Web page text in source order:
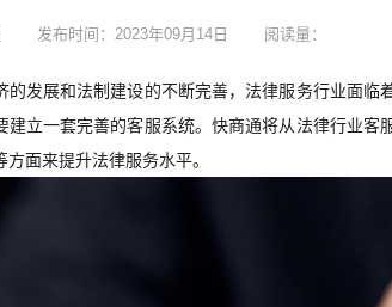
发布时间：2023年09月14日 阅读量：
的发展和法制建设的不断完善，法律服务行业面
建立一套完善的客服系统。快商通将从法律行业
方面来提升法律服务水平。